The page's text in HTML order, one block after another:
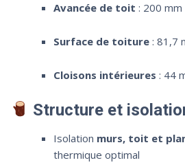
Avancée de toit : 200 mm
Surface de toiture: 81,7
Cloisons intérieures : 44
Structure et
Isolation murs, toit et
thermique optimal